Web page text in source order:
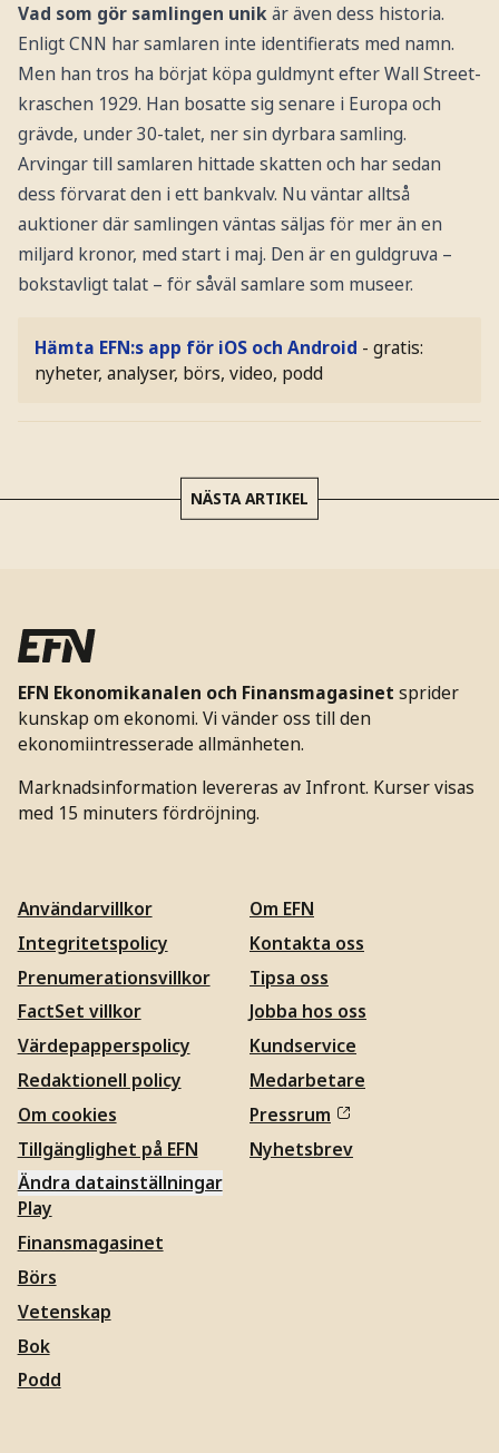
Vad som gör samlingen unikär även dess historia.
Enligt CNN har samlaren inte identifierats med namn.
Men han tros ha börjat köpa guldmynt efter Wall Street-
kraschen 1929. Han bosatte sig senare i Europa och
grävde, under 30-talet, ner sin dyrbara samling.
Arvingar till samlaren hittade skatten och har sedan
dess förvarat den i ett bankvalv. Nu väntar alltså
auktioner där samlingen väntas säljas för mer än en
miljard kronor, med start i maj. Den är en guldgruva –
bokstavligt talat – för såväl samlare som museer.
Hämta EFN:s app för iOS och Android - gratis:
nyheter, analyser, börs, video, podd
NÄSTA ARTIKEL
EFN Ekonomikanalen och Finansmagasinet sprider
kunskap om ekonomi. Vi vänder oss till den
ekonomiintresserade allmänheten.
Marknadsinformation levereras av Infront. Kurser visas
med 15 minuters fördröjning.
Användarvillkor
Integritetspolicy
Prenumerationsvillkor
FactSet villkor
Värdepapperspolicy
Redaktionell policy
Om cookies
Tillgänglighet på EFN
Ändra datainställningar
Om EFN
Kontakta oss
Tipsa oss
Jobba hos oss
Kundservice
Medarbetare
Pressrum
Nyhetsbrev
Play
Finansmagasinet
Börs
Vetenskap
Bok
Podd